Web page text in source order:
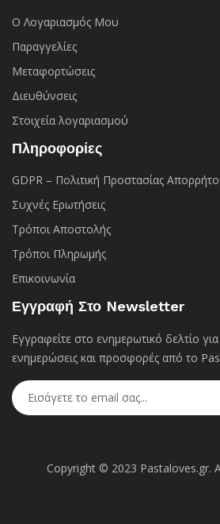
Ο Λογαριασμός Μου
Παραγγελίες
Μεταφορτώσεις
Διευθύνσεις
Στοιχεία λογαριασμού
Πληροφορίες
GDPR – Πολιτική Προστασίας
Συχνές Eρωτήσεις
Τρόποι Αποστολής
Τρόποι Πληρωμής
Επικοινωνία
Εγγραφή Στο Newsletter
Εγγραφείτε στο ενημερωτικό δελτίο
ενημερώσεις και προσφορές από το
Copyright © 2023 Pastaloves.gr.